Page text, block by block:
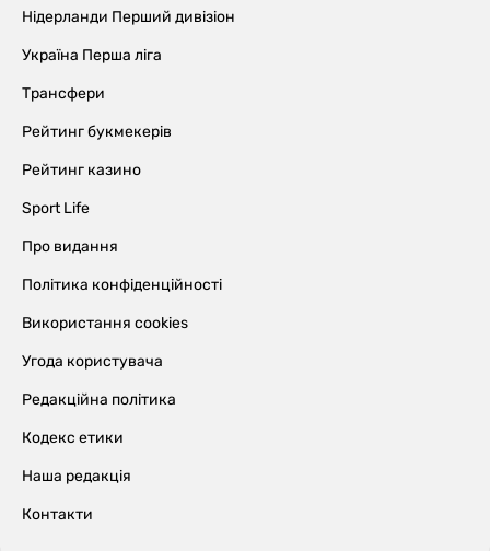
Нідерланди Перший дивізіон
Україна Перша ліга
Трансфери
Рейтинг букмекерів
Рейтинг казино
Sport Life
Про видання
Політика конфіденційності
Використання cookies
Угода користувача
Редакційна політика
Кодекс етики
Наша редакція
Контакти